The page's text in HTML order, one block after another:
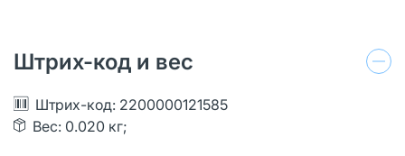
Штрих-код и вес
Штрих-код: 2200000121585
Вес: 0.020 кг;